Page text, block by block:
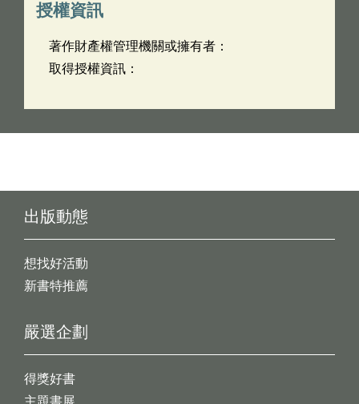
授權資訊
著作財產權管理機關或擁有者：
取得授權資訊：
出版動態
想找好活動
新書特推薦
嚴選企劃
得獎好書
主題書展